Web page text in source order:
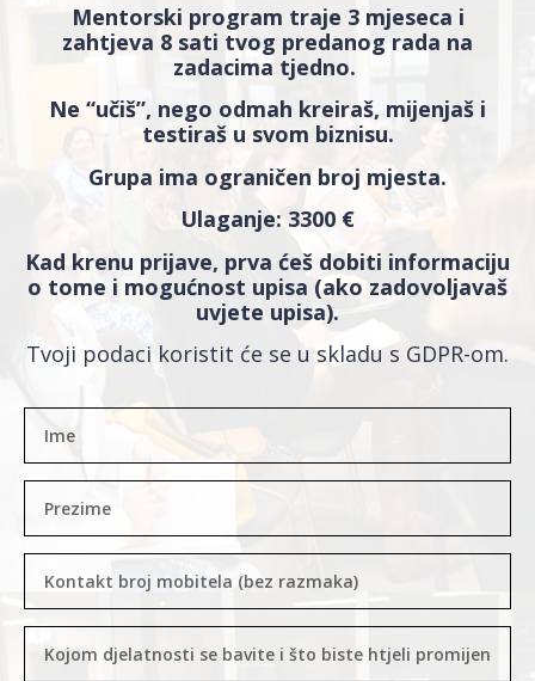
Mentorski program traje 3 mjeseca i
zahtjeva 8 sati tvog predanog rada na
zadacima tjedno.
Ne “učiš”, nego odmah kreiraš, mijenjaš i
testiraš u svom biznisu.
Grupa ima ograničen broj mjesta.
Ulaganje: 3300 €
Kad krenu prijave, prva ćeš dobiti informaciju
o tome i mogućnost upisa (ako zadovoljavaš
uvjete upisa).
Tvoji podaci koristit će se u skladu s GDPR-om.